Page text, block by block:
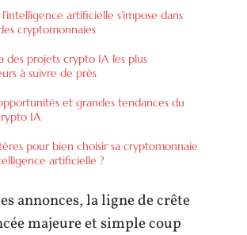
artificielle s’impose dans
cryptomonnaies
des projets crypto IA les plus
à suivre de près
et grandes tendances du
IA
pour bien choisir sa cryptomonnaie
artificielle ?
annonces, la ligne de crête
majeure et simple coup